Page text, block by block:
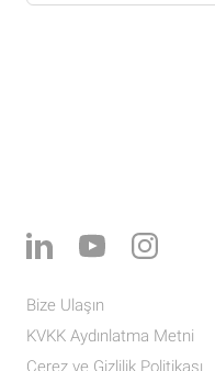
Bize Ulaşın
KVKK Aydınlatma Metni
Çerez ve Gizlilik Politikası